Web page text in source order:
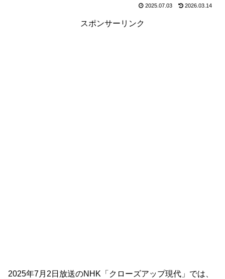
2025.07.03 2026.03.14
スポンサーリンク
2025年7月2日放送のNHK「クローズアップ現代」では、